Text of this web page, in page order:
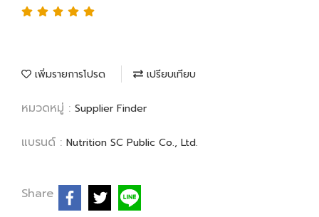
เพิ่มรายการโปรด เปรียบเทียบ
หมวดหมู่ : Supplier Finder
แบรนด์ : Nutrition SC Public Co., Ltd.
Share